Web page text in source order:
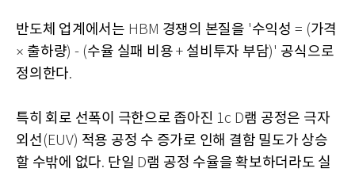
반도체 업계에서는 HBM 경쟁의 본질을 '수익성 = (가격
× 출하량) - (수율 실패 비용 + 설비투자 부담)' 공식으로
정의한다.
특히 회로 선폭이 극한으로 좁아진 1c D램 공정은 극자
외선 (EUV) 적용 공정 수 증가로 인해 결함 밀도가 상승
할 수밖에 없다. 단일 D램 공정 수율을 확보하더라도 실